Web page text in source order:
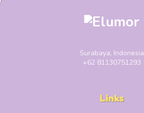
Surabaya, Indonesia
+62 81130751293
Links